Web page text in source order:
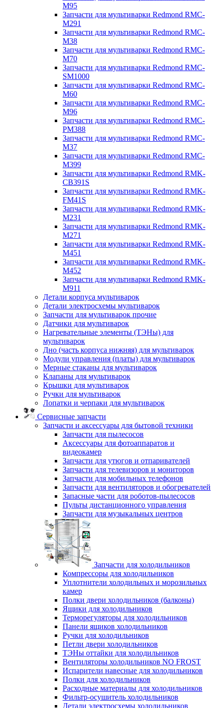
M95
Запчасти для мультиварки Redmond RMC-
M291
Запчасти для мультиварки Redmond RMC-
M38
Запчасти для мультиварки Redmond RMC-
M70
Запчасти для мультиварки Redmond RMC-
SM1000
Запчасти для мультиварки Redmond RMC-
M60
Запчасти для мультиварки Redmond RMC-
M96
Запчасти для мультиварки Redmond RMC-
PM388
Запчасти для мультиварки Redmond RMC-
M37
Запчасти для мультиварки Redmond RMC-
M399
Запчасти для мультиварки Redmond RMK-
CB391S
Запчасти для мультиварки Redmond RMK-
FM41S
Запчасти для мультиварки Redmond RMK-
M231
Запчасти для мультиварки Redmond RMK-
M271
Запчасти для мультиварки Redmond RMK-
M451
Запчасти для мультиварки Redmond RMK-
M452
Запчасти для мультиварки Redmond RMK-
M911
Детали корпуса мультиварок
Детали электросхемы мультиварок
Запчасти для мультиварок прочие
Датчики для мультиварок
Нагревательные элементы (ТЭНы) для
мультиварок
Дно (часть корпуса нижняя) для мультиварок
Модули управления (платы) для мультиварок
Мерные стаканы для мультиварок
Клапаны для мультиварок
Крышки для мультиварок
Ручки для мультиварок
Лопатки и черпаки для мультиварок
Сервисные запчасти
Запчасти и аксессуары для бытовой техники
Запчасти для пылесосов
Аксессуары для фотоаппаратов и
видеокамер
Запчасти для утюгов и отпаривателей
Запчасти для телевизоров и мониторов
Запчасти для мобильных телефонов
Запчасти для вентиляторов и обогревателей
Запасные части для роботов-пылесосов
Пульты дистанционного управления
Запчасти для музыкальных центров
Запчасти для холодильников
Компрессоры для холодильников
Уплотнители холодильных и морозильных
камер
Полки двери холодильников (балконы)
Ящики для холодильников
Терморегуляторы для холодильников
Панели ящиков холодильников
Ручки для холодильников
Петли двери холодильников
ТЭНы оттайки для холодильников
Вентиляторы холодильников NO FROST
Испарители навесные для холодильников
Полки для холодильников
Расходные материалы для холодильников
Фильтр-осушитель холодильников
Детали электросхемы холодильников